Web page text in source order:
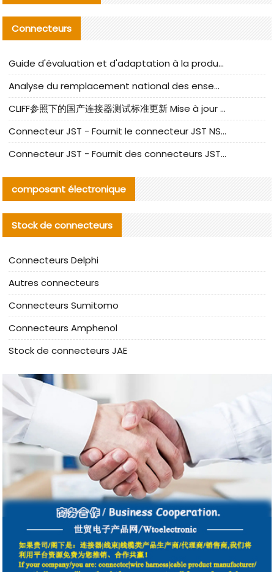
Connecteurs
Guide d'évaluation et d'adaptation à la production des composants de câbles nationaux CNC Tech
Analyse du remplacement national des ensembles de câbles à fréquence élevée I-PEX
CLIFF参照下的国产连接器测试标准更新 Mise à jour des normes de test des connecteurs nationaux sous la référence CLIFF
Connecteur JST - Fournit le connecteur JST NSHR-02V-S original | Équivalent
Connecteur JST - Fournit des connecteurs JST GHR-09V-S authentiques et des produits de remplacement|
composant électronique
Stock de connecteurs
Connecteurs Delphi
Autres connecteurs
Connecteurs Sumitomo
Connecteurs Amphenol
Stock de connecteurs JAE